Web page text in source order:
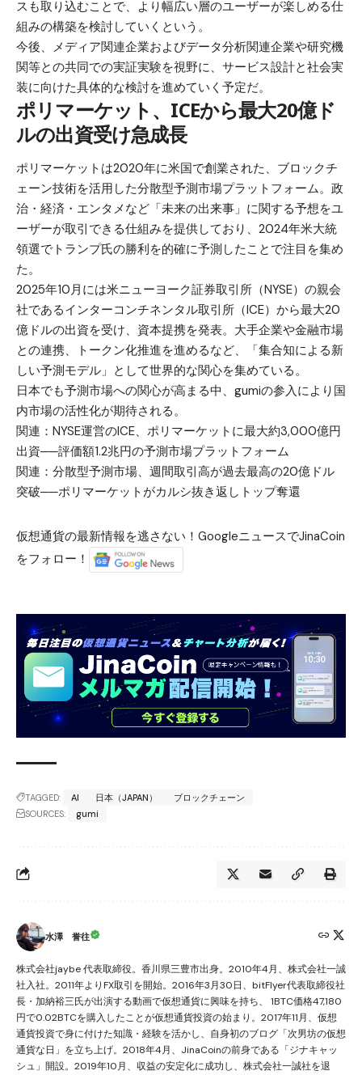
スも取り込むことで、より幅広い層のユーザーが楽しめる仕
組みの構築を検討していくという。
今後、メディア関連企業およびデータ分析関連企業や研究機
関等との共同での実証実験を視野に、サービス設計と社会実
装に向けた具体的な検討を進めていく予定だ。
ポリマーケット、ICEから最大20億ド
ルの出資受け急成長
ポリマーケットは2020年に米国で創業された、ブロックチ
ェーン技術を活用した分散型予測市場プラットフォーム。政
治・経済・エンタメなど「未来の出来事」に関する予想をユ
ーザーが取引できる仕組みを提供しており、2024年米大統
領選でトランプ氏の勝利を的確に予測したことで注目を集め
た。
2025年10月には米ニューヨーク証券取引所（NYSE）の親会
社であるインターコンチネンタル取引所（ICE）から最大20
億ドルの出資を受け、資本提携を発表。大手企業や金融市場
との連携、トークン化推進を進めるなど、「集合知による新
しい予測モデル」として世界的な関心を集めている。
日本でも予測市場への関心が高まる中、gumiの参入により国
内市場の活性化が期待される。
関連： NYSE運営のICE、ポリマーケットに最大約3,000億円
出資──評価額1.2兆円の予測市場プラットフォーム
関連： 分散型予測市場、週間取引高が過去最高の20億ドル
突破──ポリマーケットがカルシ抜き返しトップ奪還
仮想通貨の最新情報を逃さない！GoogleニュースでJinaCoin
をフォロー！
TAGGED: AI 日本（JAPAN）
ブロックチェーン
SOURCES:
gumi
水澤 誉往
株式会社jaybe 代表取締役。香川県三豊市出身。2010年4月、株式会社一誠
社入社。2011年よりFX取引を開始。2016年3月30日、bitFlyer代表取締役社
長・加納裕三氏が出演する動画で仮想通貨に興味を持ち、 1BTC価格47,180
円で0.02BTCを購入したことが仮想通貨投資の始まり。2017年11月、仮想
通貨投資で身に付けた知識・経験を活かし、自身初のブログ「次男坊の仮想
通貨な日」を立ち上げ。2018年4月、JinaCoinの前身である「ジナキャッ
シュ」開設。2019年10月、収益の安定化に成功し、株式会社一誠社を退